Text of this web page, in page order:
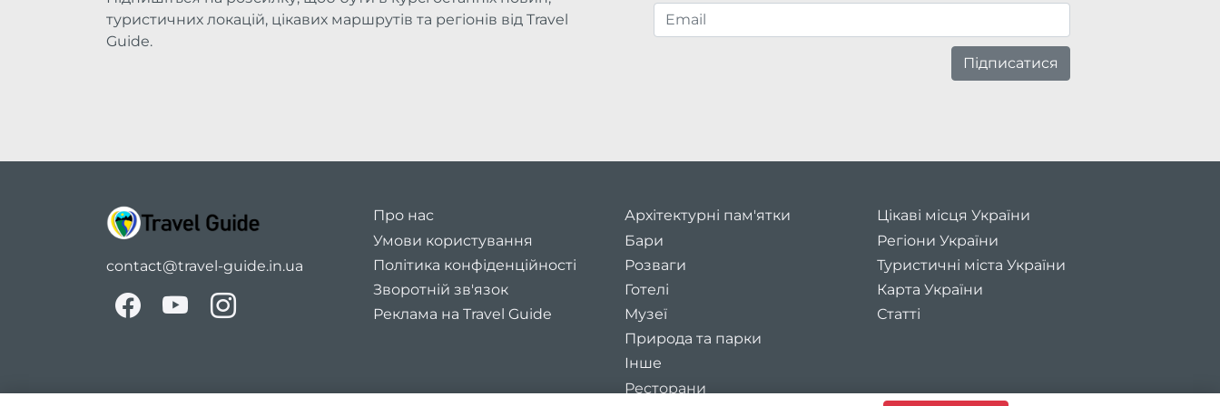
туристичних локацій, цікавих маршрутів та регіонів від Travel
Guide.
Підписатися
contact@travel-guide.in.ua
Про нас
Умови користування
Політика конфіденційності
Зворотній зв'язок
Реклама на Travel Guide
Архітектурні пам'ятки
Бари
Розваги
Готелі
Музеї
Природа та парки
Інше
Ресторани
Цікаві місця України
Регіони України
Туристичні міста України
Карта України
Статті